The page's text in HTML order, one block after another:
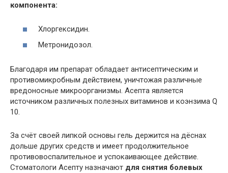
компонента:
Хлоргексидин.
Метронидозол.
Благодаря им препарат обладает антисептическим и
противомикробным действием, уничтожая различные
вредоносные микроорганизмы. Асепта является
источником различных полезных витаминов и коэнзима Q
10.
За счёт своей липкой основы гель держится на дёснах
дольше других средств и имеет продолжительное
противовоспалительное и успокаивающее действие.
Стоматологи Асепту назначают для снятия болевых